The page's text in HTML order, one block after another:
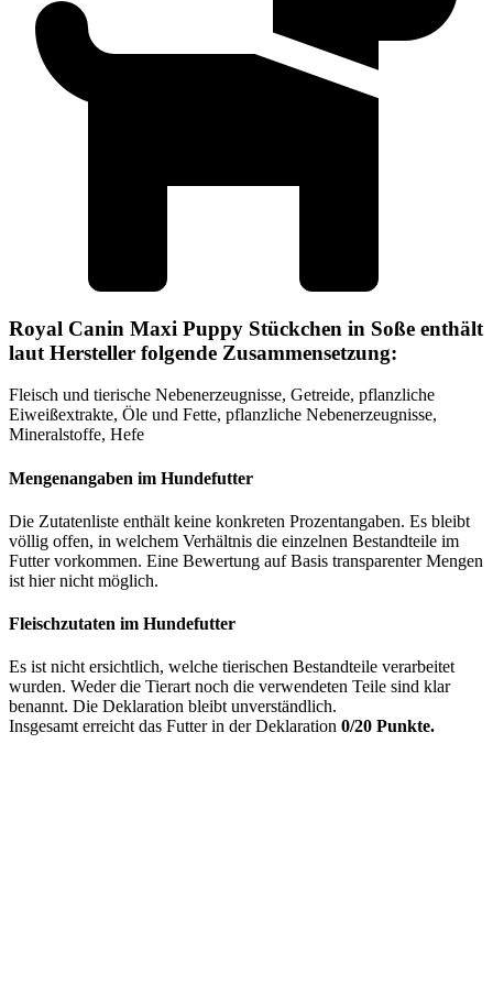
Royal Canin Maxi Puppy Stückchen in Soße enthält
laut Hersteller folgende Zusammensetzung:
Fleisch und tierische Nebenerzeugnisse, Getreide, pflanzliche
Eiweißextrakte, Öle und Fette, pflanzliche Nebenerzeugnisse,
Mineralstoffe, Hefe
Mengenangaben im Hundefutter
Die Zutatenliste enthält keine konkreten Prozentangaben. Es bleibt
völlig offen, in welchem Verhältnis die einzelnen Bestandteile im
Futter vorkommen. Eine Bewertung auf Basis transparenter Mengen
ist hier nicht möglich.
Fleischzutaten im Hundefutter
Es ist nicht ersichtlich, welche tierischen Bestandteile verarbeitet
wurden. Weder die Tierart noch die verwendeten Teile sind klar
benannt. Die Deklaration bleibt unverständlich.
Insgesamt erreicht das Futter in der Deklaration 0/20 Punkte.